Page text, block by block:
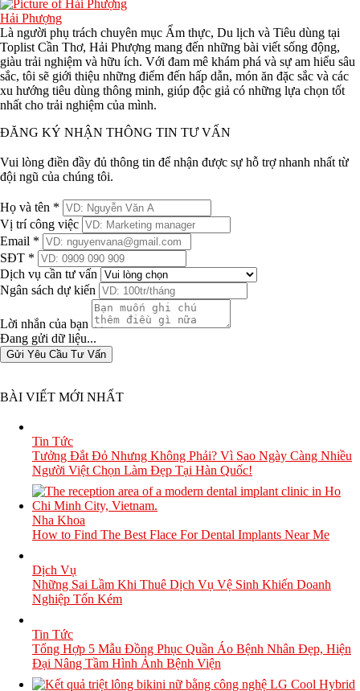
Hải Phượng
Là người phụ trách chuyên mục Ẩm thực, Du lịch và Tiêu dùng tại
Toplist Cần Thơ, Hải Phượng mang đến những bài viết sống động,
giàu trải nghiệm và hữu ích. Với đam mê khám phá và sự am hiểu sâu
sắc, tôi sẽ giới thiệu những điểm đến hấp dẫn, món ăn đặc sắc và các
xu hướng tiêu dùng thông minh, giúp độc giả có những lựa chọn tốt
nhất cho trải nghiệm của mình.
ĐĂNG KÝ NHẬN THÔNG TIN TƯ VẤN
Vui lòng điền đầy đủ thông tin để nhận được sự hỗ trợ nhanh nhất từ
đội ngũ của chúng tôi.
Họ và tên *
Vị trí công việc
Email *
SĐT *
Dịch vụ cần tư vấn
Ngân sách dự kiến
Lời nhắn của bạn
Đang gửi dữ liệu...
Gửi Yêu Cầu Tư Vấn
BÀI VIẾT MỚI NHẤT
Tin Tức
Tưởng Đắt Đỏ Nhưng Không Phải? Vì Sao Ngày Càng Nhiều
Người Việt Chọn Làm Đẹp Tại Hàn Quốc!
Nha Khoa
How to Find The Best Flace For Dental Implants Near Me
Dịch Vụ
Những Sai Lầm Khi Thuê Dịch Vụ Vệ Sinh Khiến Doanh
Nghiệp Tốn Kém
Tin Tức
Tổng Hợp 5 Mẫu Đồng Phục Quần Áo Bệnh Nhân Đẹp, Hiện
Đại Nâng Tầm Hình Ảnh Bệnh Viện